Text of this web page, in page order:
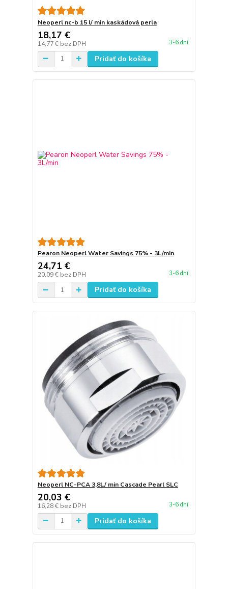
Neoperl nc-b 15 l/ min kaskádová perla
18,17 €
14,77 € bez DPH 3-6 dní
Pridať do košíka
Pearon Neoperl Water Savings 75% - 3L/min
24,71 €
20,09 € bez DPH 3-6 dní
Pridať do košíka
Neoperl NC-PCA 3,8L/ min Cascade Pearl SLC
20,03 €
16,28 € bez DPH 3-6 dní
Pridať do košíka